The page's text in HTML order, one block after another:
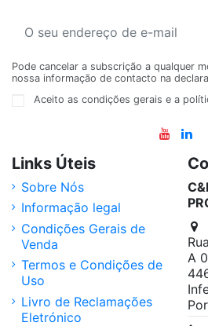
Pode cancelar a subscrição a qualquer
nossa informação de contacto na
Aceito as condições gerais e a
Links Úteis
Sobre Nós
Informação legal
Condições Gerais de
Venda
Termos e Condições de
Uso
Livro de Reclamações
Eletrónico
A